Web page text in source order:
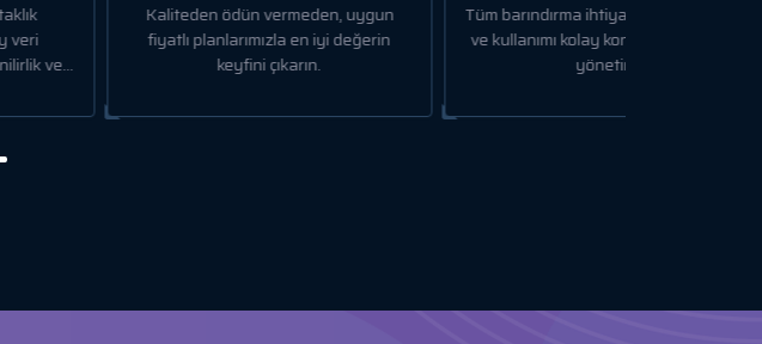
Kaliteden ödün vermeden, uygun
fiyatlı planlarımızla en iyi değerin
Tüm barındırma ihtiyaçlarınızı sezgisel
ve kullanımı kolay kontrol panelimizle